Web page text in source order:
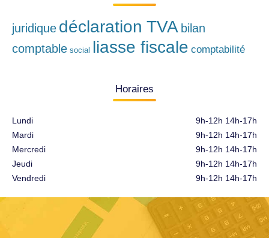
juridique déclaration TVA bilan
comptable social liasse fiscale comptabilité
Horaires
Lundi
Mardi
Mercredi
Jeudi
Vendredi
9h-12h 14h-17h
9h-12h 14h-17h
9h-12h 14h-17h
9h-12h 14h-17h
9h-12h 14h-17h